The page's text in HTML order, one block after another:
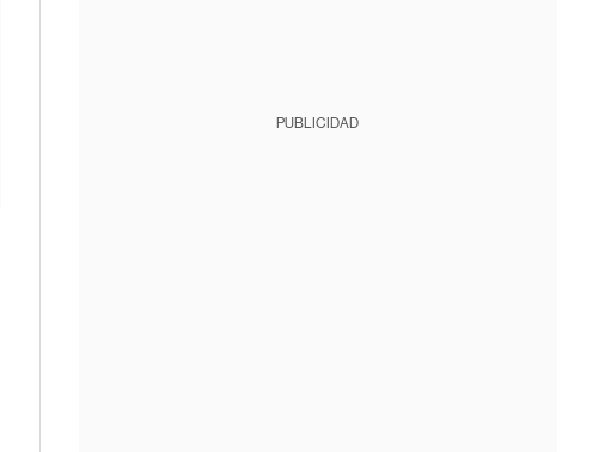
PUBLICIDAD